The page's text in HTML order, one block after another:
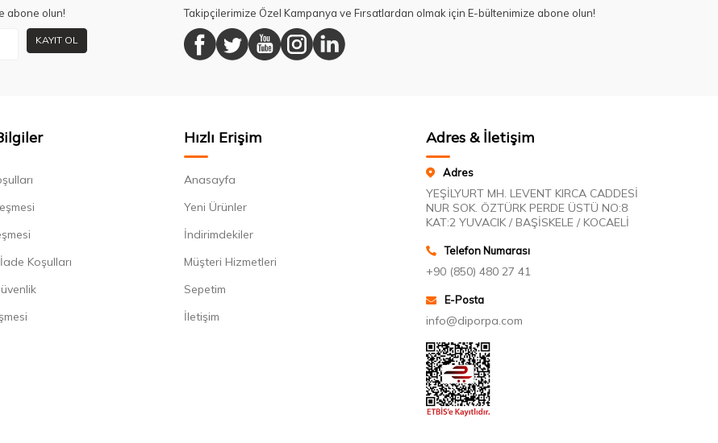
abone olun!
KAYIT OL
Takipçilerimize Özel Kampanya ve Fırsatlardan olmak için E-bültenimize abone olun!
Koşulları
Hızlı Erişim
Anasayfa
Yeni Ürünler
İndirimdekiler
Müşteri Hizmetleri
Sepetim
İletişim
Adres & İletişim
Adres
YEŞİLYURT MH. LEVENT KIRCA CADDESİ
NUR SOK. ÖZTÜRK PERDE ÜSTÜ NO:8
KAT:2 YUVACIK / BAŞİSKELE / KOCAELİ
Telefon Numarası
+90 (850) 480 27 41
E-Posta
info@diporpa.com